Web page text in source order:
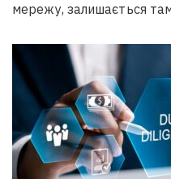
мережу, залишається